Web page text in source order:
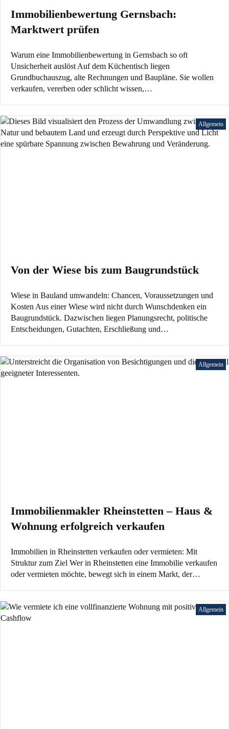
Immobilienbewertung Gernsbach:
Marktwert prüfen
Warum eine Immobilienbewertung in Gernsbach so oft
Unsicherheit auslöst Auf dem Küchentisch liegen
Grundbuchauszug, alte Rechnungen und Baupläne. Sie wollen
verkaufen, vererben oder schlicht wissen,…
Allgemein
Von der Wiese bis zum Baugrundstück
Wiese in Bauland umwandeln: Chancen, Voraussetzungen und
Kosten Aus einer Wiese wird nicht durch Wunschdenken ein
Baugrundstück. Dazwischen liegen Planungsrecht, politische
Entscheidungen, Gutachten, Erschließung und…
Allgemein
Immobilienmakler Rheinstetten – Haus &
Wohnung erfolgreich verkaufen
Immobilien in Rheinstetten verkaufen oder vermieten: Mit
Struktur zum Ziel Wer in Rheinstetten eine Immobilie verkaufen
oder vermieten möchte, bewegt sich in einem Markt, der…
Allgemein